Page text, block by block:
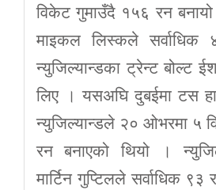
विकेट गुमाउँदै १५६ रन
माइकल लिस्कले सर्वाधिक
न्युजिल्यान्डका ट्रेन्ट बोल्ट
लिए । यसअघि दुबईमा टस
न्युजिल्यान्डले २० ओभरमा ५
रन बनाएको थियो ।
मार्टिन गुप्टिलले सर्वाधिक ९३